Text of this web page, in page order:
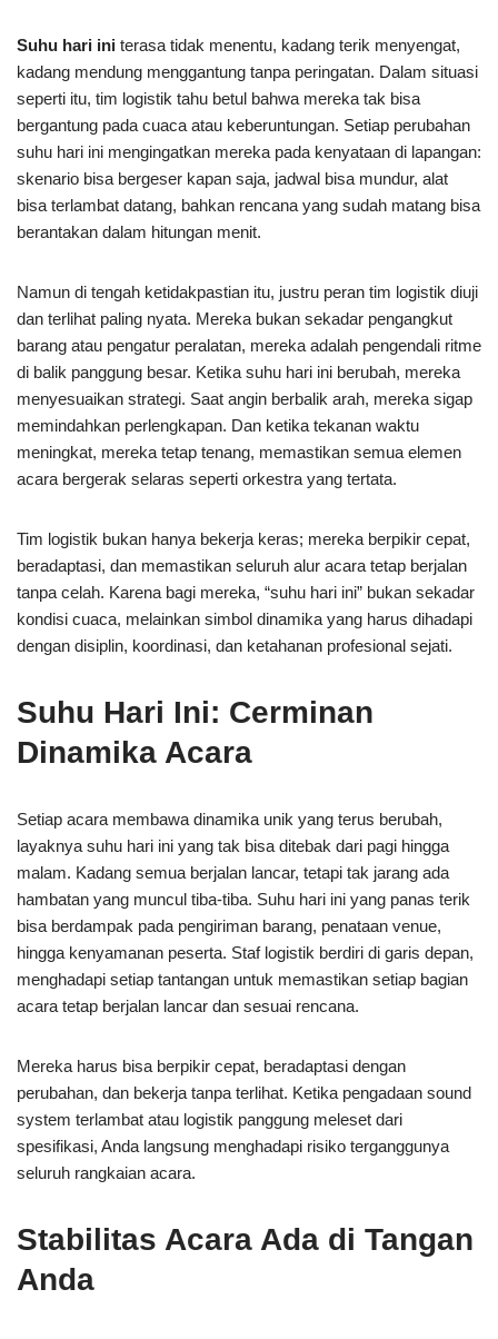
Suhu hari ini terasa tidak menentu, kadang terik menyengat,
kadang mendung menggantung tanpa peringatan. Dalam situasi
seperti itu, tim logistik tahu betul bahwa mereka tak bisa
bergantung pada cuaca atau keberuntungan. Setiap perubahan
suhu hari ini mengingatkan mereka pada kenyataan di lapangan:
skenario bisa bergeser kapan saja, jadwal bisa mundur, alat
bisa terlambat datang, bahkan rencana yang sudah matang bisa
berantakan dalam hitungan menit.
Namun di tengah ketidakpastian itu, justru peran tim logistik diuji
dan terlihat paling nyata. Mereka bukan sekadar pengangkut
barang atau pengatur peralatan, mereka adalah pengendali ritme
di balik panggung besar. Ketika suhu hari ini berubah, mereka
menyesuaikan strategi. Saat angin berbalik arah, mereka sigap
memindahkan perlengkapan. Dan ketika tekanan waktu
meningkat, mereka tetap tenang, memastikan semua elemen
acara bergerak selaras seperti orkestra yang tertata.
Tim logistik bukan hanya bekerja keras; mereka berpikir cepat,
beradaptasi, dan memastikan seluruh alur acara tetap berjalan
tanpa celah. Karena bagi mereka, “suhu hari ini” bukan sekadar
kondisi cuaca, melainkan simbol dinamika yang harus dihadapi
dengan disiplin, koordinasi, dan ketahanan profesional sejati.
Suhu Hari Ini: Cerminan
Dinamika Acara
Setiap acara membawa dinamika unik yang terus berubah,
layaknya suhu hari ini yang tak bisa ditebak dari pagi hingga
malam. Kadang semua berjalan lancar, tetapi tak jarang ada
hambatan yang muncul tiba-tiba. Suhu hari ini yang panas terik
bisa berdampak pada pengiriman barang, penataan venue,
hingga kenyamanan peserta. Staf logistik berdiri di garis depan,
menghadapi setiap tantangan untuk memastikan setiap bagian
acara tetap berjalan lancar dan sesuai rencana.
Mereka harus bisa berpikir cepat, beradaptasi dengan
perubahan, dan bekerja tanpa terlihat. Ketika pengadaan sound
system terlambat atau logistik panggung meleset dari
spesifikasi, Anda langsung menghadapi risiko terganggunya
seluruh rangkaian acara.
Stabilitas Acara Ada di Tangan
Anda